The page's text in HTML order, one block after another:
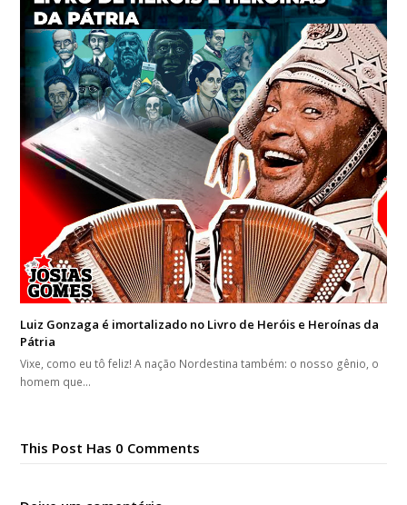
Luiz Gonzaga é imortalizado no Livro de Heróis e Heroínas da
Pátria
Vixe, como eu tô feliz! A nação Nordestina também: o nosso gênio, o
homem que…
This Post Has 0 Comments